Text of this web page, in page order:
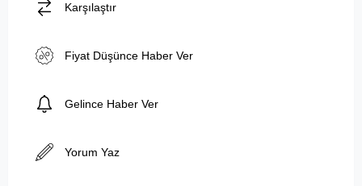
Karşılaştır
Fiyat Düşünce Haber Ver
Gelince Haber Ver
Yorum Yaz